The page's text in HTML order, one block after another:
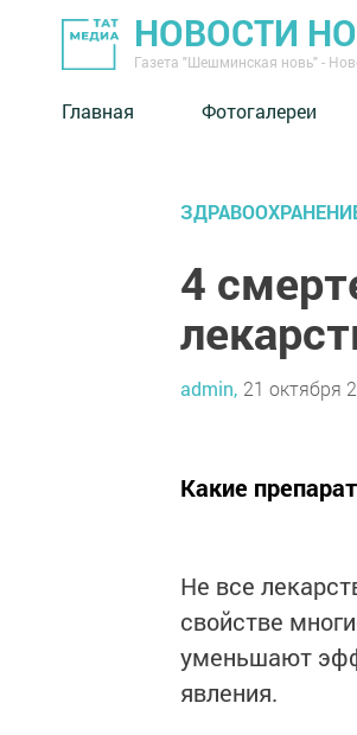
НОВОСТИ
Газета "Шешминская новь" -
Главная Фотогалереи
4
admin, 21 октября
Какие
Не все
свойстве
уменьшают
явления.